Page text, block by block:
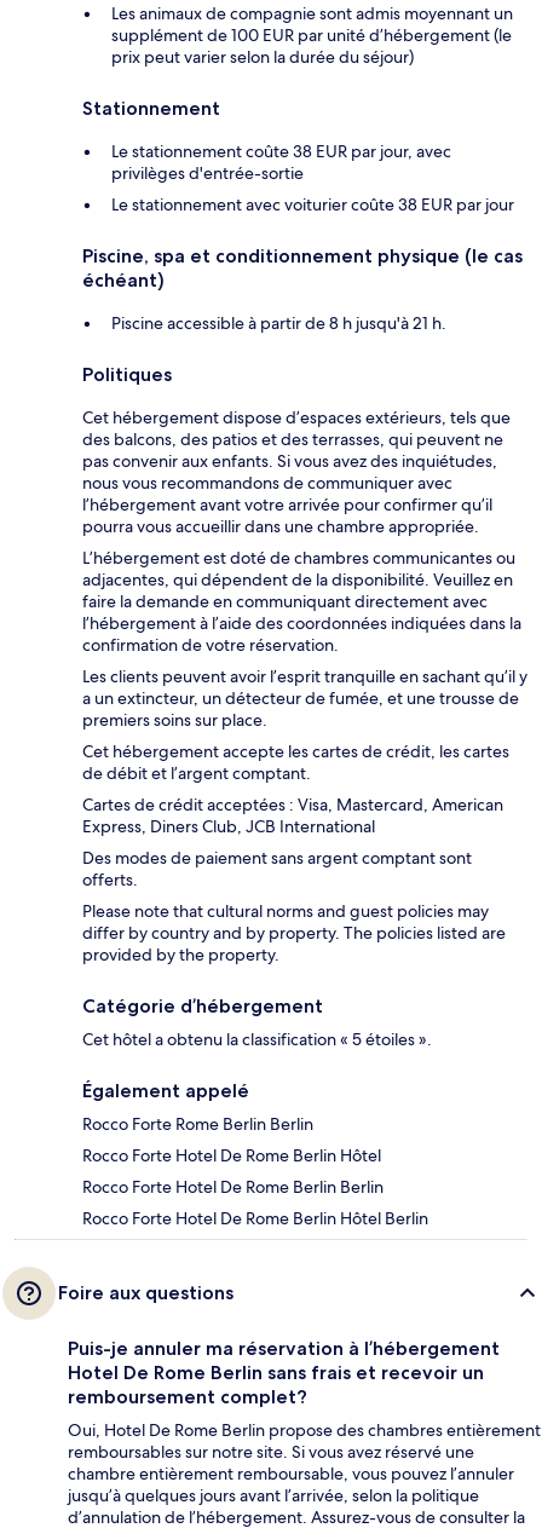
Les animaux de compagnie sont admis moyennant un
supplément de 100 EUR par unité d’hébergement (le
prix peut varier selon la durée du séjour)
Stationnement
Le stationnement coûte 38 EUR par jour, avec
privilèges d'entrée-sortie
Le stationnement avec voiturier coûte 38 EUR par jour
Piscine, spa et conditionnement physique (le cas
échéant)
Piscine accessible à partir de 8 h jusqu'à 21 h.
Politiques
Cet hébergement dispose d’espaces extérieurs, tels que
des balcons, des patios et des terrasses, qui peuvent ne
pas convenir aux enfants. Si vous avez des inquiétudes,
nous vous recommandons de communiquer avec
l’hébergement avant votre arrivée pour confirmer qu’il
pourra vous accueillir dans une chambre appropriée.
L’hébergement est doté de chambres communicantes ou
adjacentes, qui dépendent de la disponibilité. Veuillez en
faire la demande en communiquant directement avec
l’hébergement à l’aide des coordonnées indiquées dans la
confirmation de votre réservation.
Les clients peuvent avoir l’esprit tranquille en sachant qu’il y
a un extincteur, un détecteur de fumée, et une trousse de
premiers soins sur place.
Cet hébergement accepte les cartes de crédit, les cartes
de débit et l’argent comptant.
Cartes de crédit acceptées : Visa, Mastercard, American
Express, Diners Club, JCB International
Des modes de paiement sans argent comptant sont
offerts.
Please note that cultural norms and guest policies may
differ by country and by property. The policies listed are
provided by the property.
Catégorie d’hébergement
Cet hôtel a obtenu la classification « 5 étoiles ».
Également appelé
Rocco Forte Rome Berlin Berlin
Rocco Forte Hotel De Rome Berlin Hôtel
Rocco Forte Hotel De Rome Berlin Berlin
Rocco Forte Hotel De Rome Berlin Hôtel Berlin
Foire aux questions
Puis-je annuler ma réservation à l’hébergement
Hotel De Rome Berlin sans frais et recevoir un
remboursement complet?
Oui, Hotel De Rome Berlin propose des chambres entièrement
remboursables sur notre site. Si vous avez réservé une
chambre entièrement remboursable, vous pouvez l’annuler
jusqu’à quelques jours avant l’arrivée, selon la politique
d’annulation de l’hébergement. Assurez-vous de consulter la